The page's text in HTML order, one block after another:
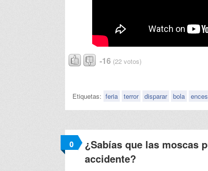
-16 (22 votos)
Etiquetas: feria terror disparar bola
0
¿Sabías que las moscas
accidente?